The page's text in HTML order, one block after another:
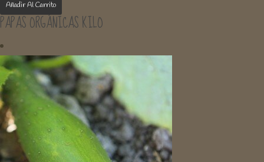
Añadir Al Carrito
PAPAS ORGÁNICAS KILO